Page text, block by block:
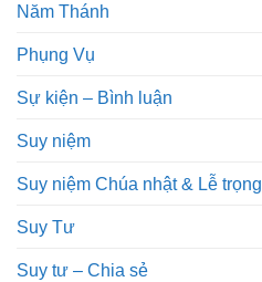
Năm Thánh
Phụng Vụ
Sự kiện – Bình luận
Suy niệm
Suy niệm Chúa nhật & Lễ trọng
Suy Tư
Suy tư – Chia sẻ